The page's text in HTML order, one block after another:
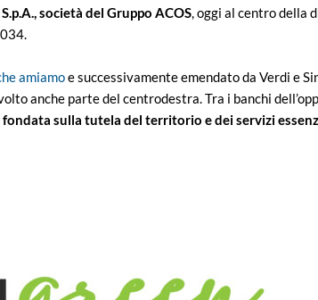
società del Gruppo ACOS, oggi al centro della
amiamoe successivamente emendato da Verdi e
anche parte del centrodestra. Tra i banchi
sulla tutela del territorio e dei servizi